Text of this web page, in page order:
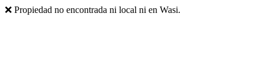
❌ Propiedad no encontrada ni local ni en Wasi.